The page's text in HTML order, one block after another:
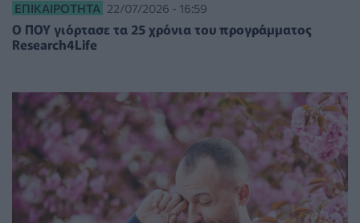
ΕΠΙΚΑΙΡΌΤΗΤΑ 22/07/2026 - 16:59
Ο ΠΟΥ γιόρτασε τα 25 χρόνια του προγράμματος
Research4Life